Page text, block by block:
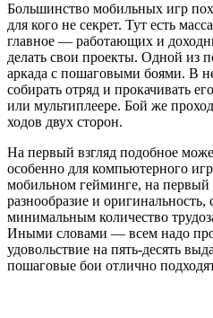
Большинство мобильных игр
для кого не секрет. Тут есть
главное — работающих и
делать свои проекты. Одной из
аркада с пошаговыми боями. В
собирать отряд и прокачивать
или мультиплеере. Бой же
ходов двух сторон.
На первый взгляд подобное
особенно для компьютерного
мобильном гейминге, на первый
разнообразие и оригинальность,
минимальным количество
Иными словами — всем надо
удовольствие на пять-десять
пошаговые бои отлично